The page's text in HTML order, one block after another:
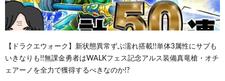
【ドラクエウォーク】新状態異常ずぶ濡れ搭載!!単体3属性にサブも
いきなりも!!無課金勇者はWALKフェス記念アルス装備真竜槍・オチ
ェアーノを全力で獲得するべきなのか!?